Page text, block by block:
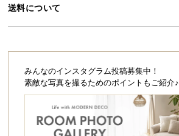
に
つ
配
送料について
みんなのインスタグラム投稿募集中！
素敵な写真を撮るためのポイントもご紹介♪